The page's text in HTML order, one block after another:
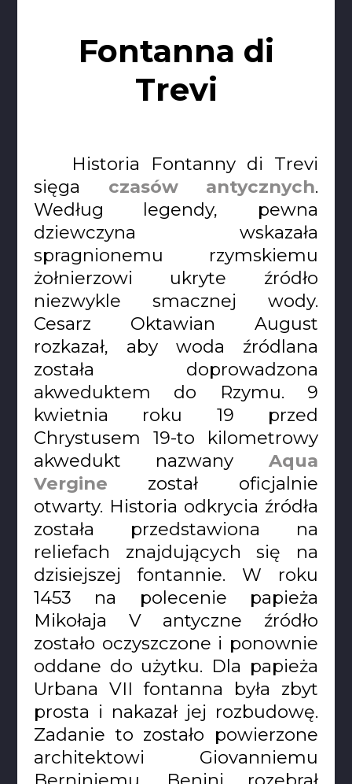
Fontanna di
Trevi
Historia Fontanny di Trevi
sięga czasów antycznych.
Według legendy, pewna
dziewczyna wskazała
spragnionemu rzymskiemu
żołnierzowi ukryte źródło
niezwykle smacznej wody.
Cesarz Oktawian August
rozkazał, aby woda źródlana
została doprowadzona
akweduktem do Rzymu. 9
kwietnia roku 19 przed
Chrystusem 19-to kilometrowy
akwedukt nazwanyAqua
Vergine został oficjalnie
otwarty. Historia odkrycia źródła
została przedstawiona na
reliefach znajdujących się na
dzisiejszej fontannie. W roku
1453 na polecenie papieża
Mikołaja V antyczne źródło
zostało oczyszczone i ponownie
oddane do użytku. Dla papieża
Urbana VII fontanna była zbyt
prosta i nakazał jej rozbudowę.
Zadanie to zostało powierzone
architektowi Giovanniemu